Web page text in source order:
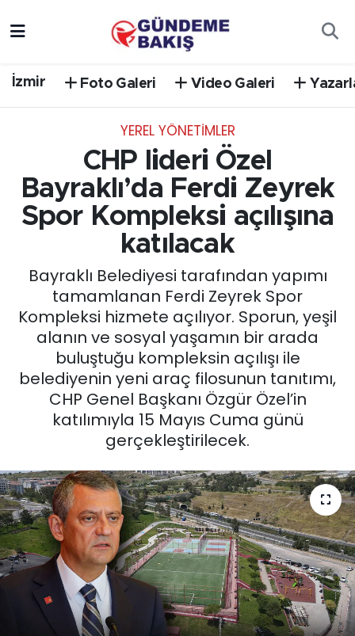
İzmir Foto Galeri Video Galeri
YEREL YÖNETİMLER
CHP lideri Özel
Bayraklı’da Ferdi Zeyrek
Spor Kompleksi açılışına
katılacak
Bayraklı Belediyesi tarafından yapımı
tamamlanan Ferdi Zeyrek Spor
Kompleksi hizmete açılıyor. Sporun, yeşil
alanın ve sosyal yaşamın bir arada
buluştuğu kompleksin açılışı ile
belediyenin yeni araç filosunun tanıtımı,
CHP Genel Başkanı Özgür Özel’in
katılımıyla 15 Mayıs Cuma günü
gerçekleştirilecek.
EGE
EĞİTİM
English News
GÜNCEL
KÜLTÜR SANAT
MAGAZİN
SAĞLIK
Siyaset
SPOR
TEKNOLOJİ
Trafik Durumu
Süper Lig Puan Durumu ve Fikstür
Tüm Manşetler
Haber Arşivi